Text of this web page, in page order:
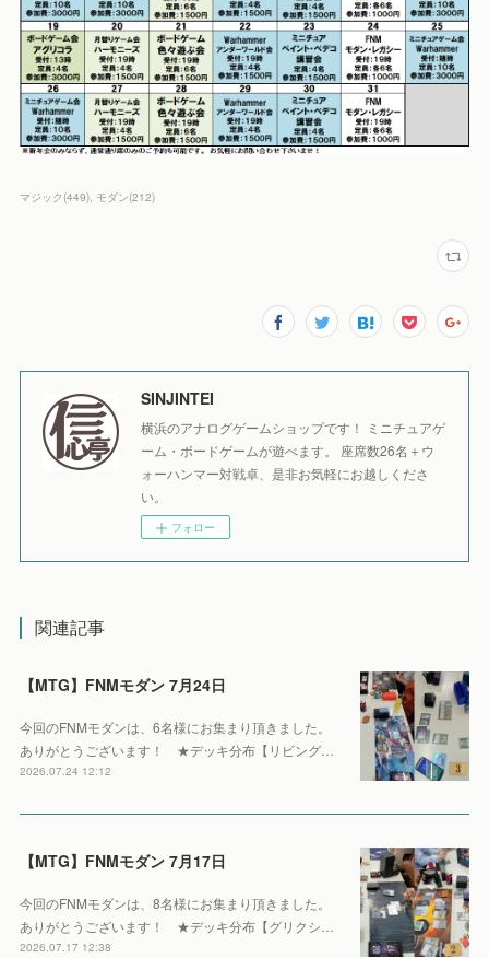
マジック (449) モダン(212)
SINJINTEI
横浜のアナログゲームショップです！ ミニチュアゲ
ーム・ボードゲームが遊べます。 座席数26名＋ウ
ォーハンマー対戦卓、是非お気軽にお越しくださ
い。
フォロー
関連記事
【MTG】FNMモダン 7月24日
今回のFNMモダンは、6名様にお集まり頂きました。
ありがとうございます！ ★デッキ分布【リビング…
2026.07.24 12:12
【MTG】FNMモダン 7月17日
今回のFNMモダンは、8名様にお集まり頂きました。
ありがとうございます！ ★デッキ分布【グリクシ…
2026.07.17 12:38